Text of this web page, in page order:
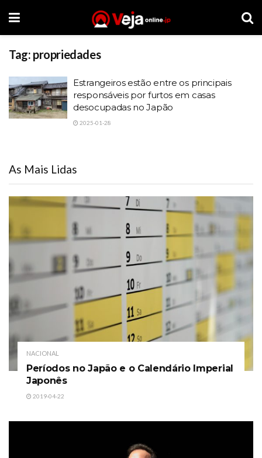
Tag: propriedades
Estrangeiros estão entre os principais
responsáveis por furtos em casas
desocupadas no Japão
2025-01-28
As Mais Lidas
NACIONAL
Períodos no Japão e o Calendário Imperial
Japonês
2019-04-22